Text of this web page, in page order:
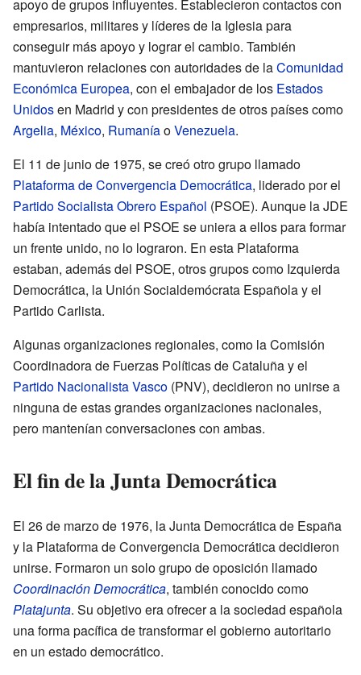
apoyo de grupos influyentes. Establecieron contactos con
empresarios, militares y líderes de la Iglesia para
conseguir más apoyo y lograr el cambio. También
mantuvieron relaciones con autoridades de laComunidad
Económica Europea, con el embajador de los Estados
Unidosen Madrid y con presidentes de otros países como
Argelia, México, RumaníaoVenezuela.
El 11 de junio de 1975, se creó otro grupo llamado
Plataforma de Convergencia Democrática, liderado por el
Partido Socialista Obrero Español (PSOE). Aunque la JDE
había intentado que el PSOE se uniera a ellos para formar
un frente unido, no lo lograron. En esta Plataforma
estaban, además del PSOE, otros grupos como Izquierda
Democrática, la Unión Socialdemócrata Española y el
Partido Carlista.
Algunas organizaciones regionales, como la Comisión
Coordinadora de Fuerzas Políticas de Cataluña y el
Partido Nacionalista Vasco (PNV), decidieron no unirse a
ninguna de estas grandes organizaciones nacionales,
pero mantenían conversaciones con ambas.
El fin de la Junta Democrática
El 26 de marzo de 1976, la Junta Democrática de España
y la Plataforma de Convergencia Democrática decidieron
unirse. Formaron un solo grupo de oposición llamado
Coordinación Democrática, también conocido como
Platajunta. Su objetivo era ofrecer a la sociedad española
una forma pacífica de transformar el gobierno autoritario
en un estado democrático.